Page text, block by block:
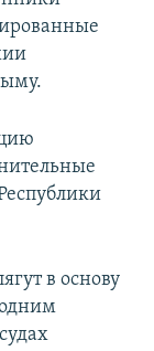
в основу